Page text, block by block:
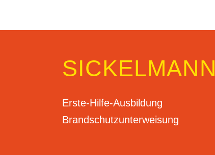
SICKELMANN
Erste-Hilfe-Ausbildung
Brandschutzunterweisung